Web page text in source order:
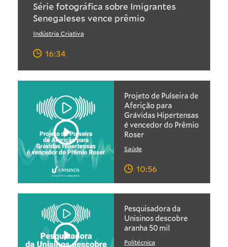
Série fotográfica sobre Imigrantes
Senegaleses vence prêmio
Indústria Criativa
16:34
Projeto de Pulseira de
Aferição para
Grávidas Hipertensas
é vencedor do Prêmio
Roser
Saúde
10:56
Pesquisadora da
Unisinos descobre
aranha 50 mil
Politécnica